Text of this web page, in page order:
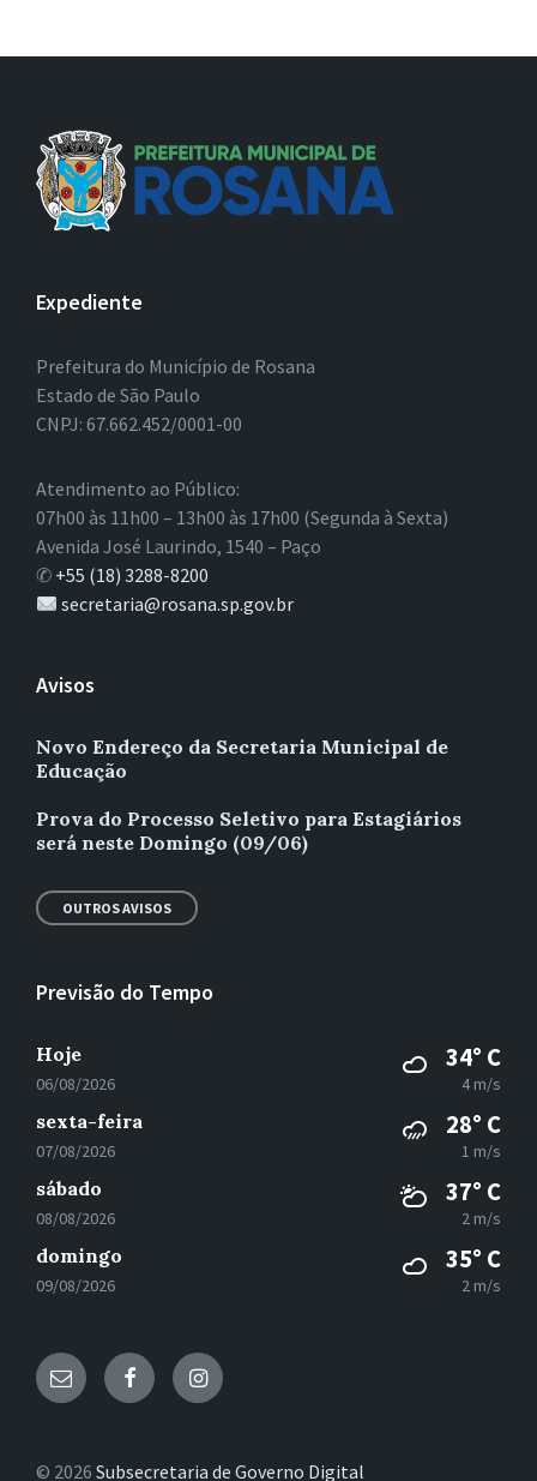
Expediente
Prefeitura do Município de Rosana
Estado de São Paulo
CNPJ: 67.662.452/0001-00
Atendimento ao Público:
07h00 às 11h00 – 13h00 às 17h00 (Segunda à Sexta)
Avenida José Laurindo, 1540 – Paço
✆ +55 (18) 3288-8200
secretaria@rosana.sp.gov.br
Avisos
Novo Endereço da Secretaria Municipal de
Educação
Prova do Processo Seletivo para Estagiários
será neste Domingo (09/06)
OUTROS AVISOS
Previsão do Tempo
Hoje
06/08/2026
34° C
4 m/s
sexta-feira
07/08/2026
28° C
1 m/s
sábado
08/08/2026
37° C
2 m/s
domingo
09/08/2026
35° C
2 m/s
E- FacebookInstagram
© 2026 Subsecretaria de Governo Digital